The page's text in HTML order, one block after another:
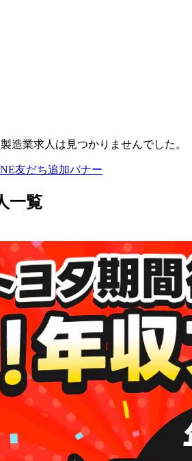
造業求人は見つかりませんでした。
一覧